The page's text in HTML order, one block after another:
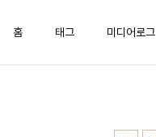
홈 태그 미디어로그